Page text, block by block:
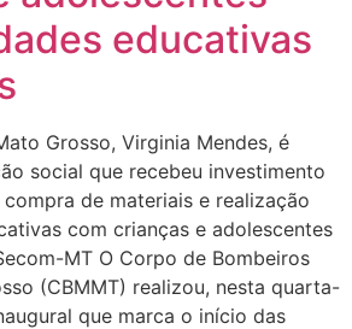
educativas
Grosso, Virginia Mendes, é
social que recebeu investimento
de materiais e realização
com crianças e adolescentes
MT O Corpo de Bombeiros
(CBMMT) realizou, nesta quarta-
que marca o início das